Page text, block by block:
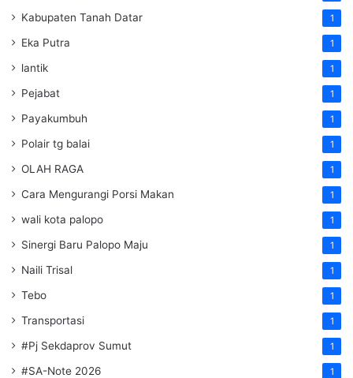
Kabupaten Tanah Datar 1
Eka Putra 1
lantik 1
Pejabat 1
Payakumbuh 1
Polair tg balai 1
OLAH RAGA 1
Cara Mengurangi Porsi Makan 1
wali kota palopo 1
Sinergi Baru Palopo Maju 1
Naili Trisal 1
Tebo 1
Transportasi 1
#Pj Sekdaprov Sumut 1
#SA-Note 2026 1